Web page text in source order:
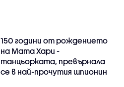
150 години от рождението
на Мата Хари -
танцьорката, превърнала
се в най-прочутия шпионин